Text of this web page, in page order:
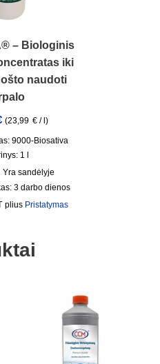
– Biologinis
iki
naudoti
(23,99 € / )
9000-Biosativa
1 l
Yra sandėlyje
3 darbo dienos
plius Pristatymas